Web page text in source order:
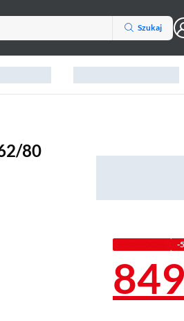
Szukaj
80
-
849